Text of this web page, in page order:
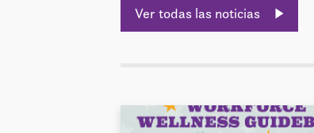
Ver todas las noticias